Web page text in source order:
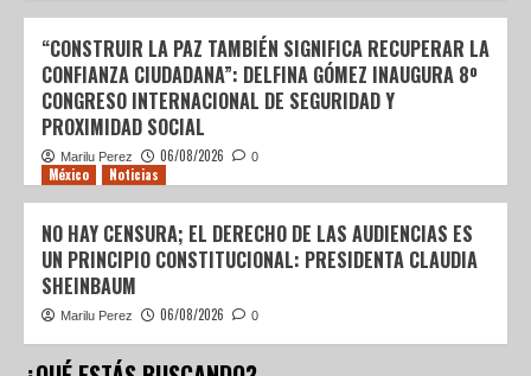
“CONSTRUIR LA PAZ TAMBIÉN SIGNIFICA RECUPERAR LA
CONFIANZA CIUDADANA”: DELFINA GÓMEZ INAUGURA 8º
CONGRESO INTERNACIONAL DE SEGURIDAD Y
PROXIMIDAD SOCIAL
Marilu Perez 06/08/2026 0
México Noticias
NO HAY CENSURA; EL DERECHO DE LAS AUDIENCIAS ES
UN PRINCIPIO CONSTITUCIONAL: PRESIDENTA CLAUDIA
SHEINBAUM
Marilu Perez 06/08/2026 0